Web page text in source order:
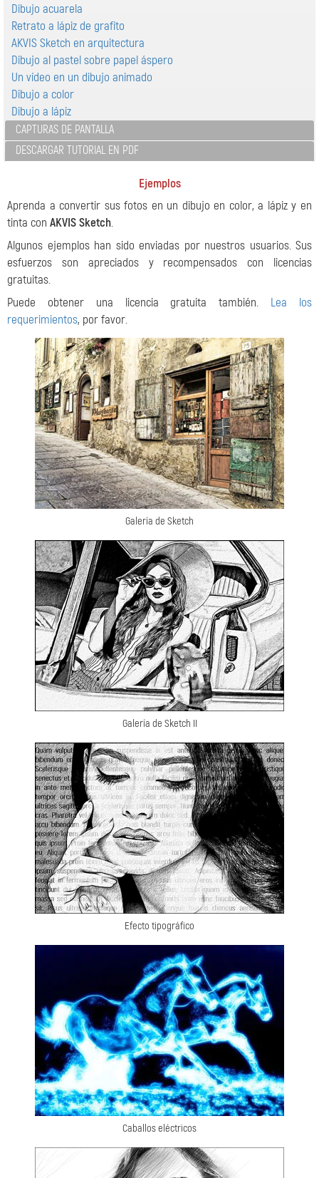
Dibujo acuarela
Retrato a lápiz de grafito
AKVIS Sketch en arquitectura
Dibujo al pastel sobre papel áspero
Un vídeo en un dibujo animado
Dibujo a color
Dibujo a lápiz
CAPTURAS DE PANTALLA
DESCARGAR TUTORIAL EN PDF
Ejemplos
Aprenda a convertir sus fotos en un dibujo en color, a lápiz y en
tinta con AKVIS Sketch.
Algunos ejemplos han sido enviadas por nuestros usuarios. Sus
esfuerzos son apreciados y recompensados con licencias
gratuitas.
Puede obtener una licencia gratuita también. Lea los
requerimientos, por favor.
Galería de Sketch
Galería de Sketch II
Efecto tipográfico
Caballos eléctricos